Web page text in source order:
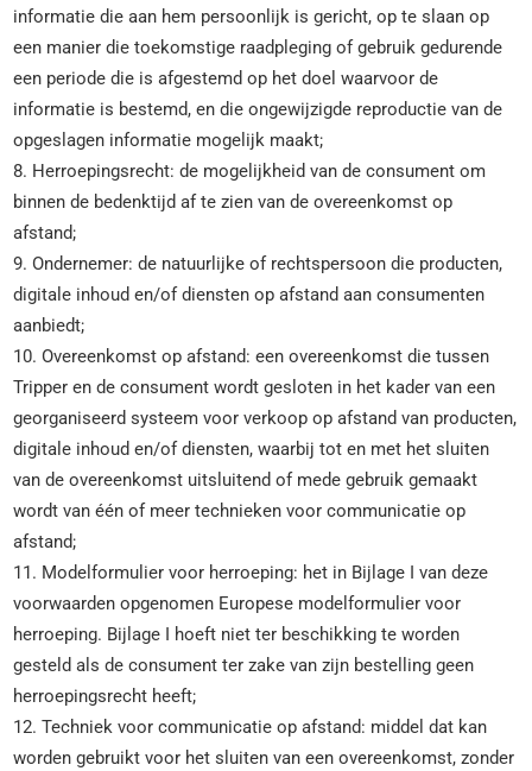
informatie die aan hem persoonlijk is gericht, op te slaan op
een manier die toekomstige raadpleging of gebruik gedurende
een periode die is afgestemd op het doel waarvoor de
informatie is bestemd, en die ongewijzigde reproductie van de
opgeslagen informatie mogelijk maakt;
8. Herroepingsrecht: de mogelijkheid van de consument om
binnen de bedenktijd af te zien van de overeenkomst op
afstand;
9. Ondernemer: de natuurlijke of rechtspersoon die producten,
digitale inhoud en/of diensten op afstand aan consumenten
aanbiedt;
10. Overeenkomst op afstand: een overeenkomst die tussen
Tripper en de consument wordt gesloten in het kader van een
georganiseerd systeem voor verkoop op afstand van producten,
digitale inhoud en/of diensten, waarbij tot en met het sluiten
van de overeenkomst uitsluitend of mede gebruik gemaakt
wordt van één of meer technieken voor communicatie op
afstand;
11. Modelformulier voor herroeping: het in Bijlage I van deze
voorwaarden opgenomen Europese modelformulier voor
herroeping. Bijlage I hoeft niet ter beschikking te worden
gesteld als de consument ter zake van zijn bestelling geen
herroepingsrecht heeft;
12. Techniek voor communicatie op afstand: middel dat kan
worden gebruikt voor het sluiten van een overeenkomst, zonder